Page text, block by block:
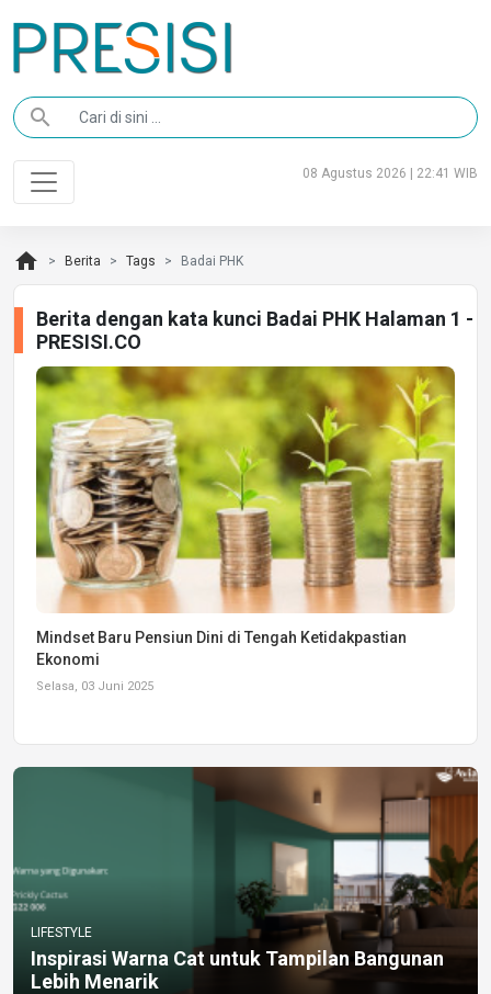
search
08 Agustus 2026 | 22:41 WIB
home Berita Tags Badai PHK
Berita dengan kata kunci Badai PHK Halaman 1 -
PRESISI.CO
Mindset Baru Pensiun Dini di Tengah Ketidakpastian
Ekonomi
Selasa, 03 Juni 2025
LIFESTYLE
Inspirasi Warna Cat untuk Tampilan Bangunan
Lebih Menarik